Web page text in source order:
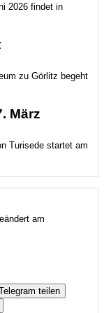
2026 findet in
zu Görlitz begeht
März
Turisede startet am
am
teilen